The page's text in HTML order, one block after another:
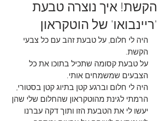
הקשת! איך נוצרה טבעת
'ריינבואו' של הוטקראון
היה לי חלום, על טבעת זהב עם כל צבעי
הקשת.
על טבעת קסומה שתכיל בתוכו את כל
הצבעים שמשמחים אותי.
היה לי חלום וברגע קטן בתיוג קטן בסטורי,
הרמתי לגינת מהוטקראון שהחלום שלי שהן
יעשו לי את הטבעת הזו ותוך דקה עברנו